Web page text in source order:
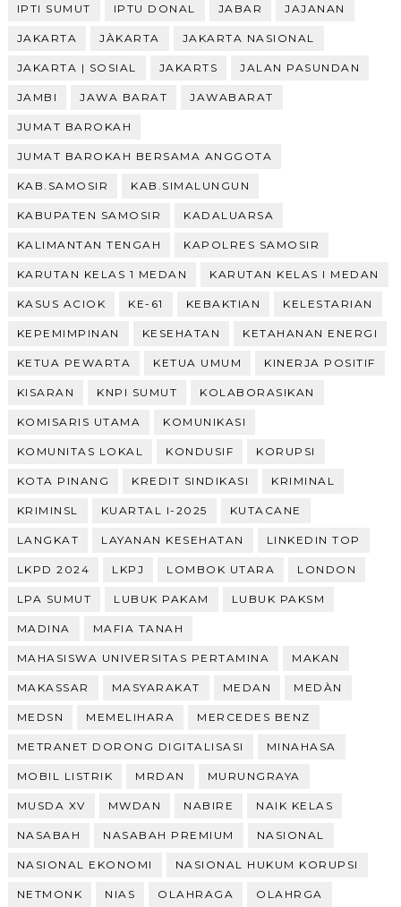
IPTI SUMUT IPTU DONAL JABAR JAJANAN
JAKARTA JÀKARTA JAKARTA NASIONAL
JAKARTA | SOSIAL JAKARTS JALAN PASUNDAN
JAMBI JAWA BARAT JAWABARAT
JUMAT BAROKAH
JUMAT BAROKAH BERSAMA ANGGOTA
KAB.SAMOSIR KAB.SIMALUNGUN
KABUPATEN SAMOSIR KADALUARSA
KALIMANTAN TENGAH KAPOLRES SAMOSIR
KARUTAN KELAS 1 MEDAN KARUTAN KELAS I MEDAN
KASUS ACIOK KE-61 KEBAKTIAN KELESTARIAN
KEPEMIMPINAN KESEHATAN KETAHANAN ENERGI
KETUA PEWARTA KETUA UMUM KINERJA POSITIF
KISARAN KNPI SUMUT KOLABORASIKAN
KOMISARIS UTAMA KOMUNIKASI
KOMUNITAS LOKAL KONDUSIF KORUPSI
KOTA PINANG KREDIT SINDIKASI KRIMINAL
KRIMINSL KUARTAL I-2025 KUTACANE
LANGKAT LAYANAN KESEHATAN LINKEDIN TOP
LKPD 2024 LKPJ LOMBOK UTARA LONDON
LPA SUMUT LUBUK PAKAM LUBUK PAKSM
MADINA MAFIA TANAH
MAHASISWA UNIVERSITAS PERTAMINA MAKAN
MAKASSAR MASYARAKAT MEDAN MEDÀN
MEDSN MEMELIHARA MERCEDES BENZ
METRANET DORONG DIGITALISASI MINAHASA
MOBIL LISTRIK MRDAN MURUNGRAYA
MUSDA XV MWDAN NABIRE NAIK KELAS
NASABAH NASABAH PREMIUM NASIONAL
NASIONAL EKONOMI NASIONAL HUKUM KORUPSI
NETMONK NIAS OLAHRAGA OLAHRGA